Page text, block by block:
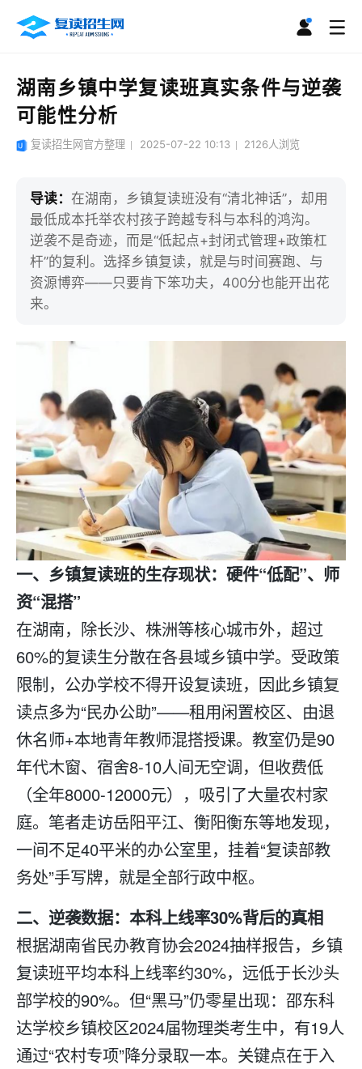
湖南乡镇中学复读班真实条件与逆袭
可能性分析
复读招生网官方整理 2025-07-22 10:13 2126人浏览
导读：在湖南，乡镇复读班没有“清北神话”，却用
最低成本托举农村孩子跨越专科与本科的鸿沟。
逆袭不是奇迹，而是“低起点+封闭式管理+政策杠
杆”的复利。选择乡镇复读，就是与时间赛跑、与
资源博弈——只要肯下笨功夫，400分也能开出花
来。
一、乡镇复读班的生存现状：硬件“低配”、师
资“混搭”
在湖南，除长沙、株洲等核心城市外，超过
60%的复读生分散在各县域乡镇中学。受政策
限制，公办学校不得开设复读班，因此乡镇复
读点多为“民办公助”——租用闲置校区、由退
休名师+本地青年教师混搭授课。教室仍是90
年代木窗、宿舍8-10人间无空调，但收费低
（全年8000-12000元），吸引了大量农村家
庭。笔者走访岳阳平江、衡阳衡东等地发现，
一间不足40平米的办公室里，挂着“复读部教
务处”手写牌，就是全部行政中枢。
二、逆袭数据：本科上线率30%背后的真相
根据湖南省民办教育协会2024抽样报告，乡镇
复读班平均本科上线率约30%，远低于长沙头
部学校的90%。但“黑马”仍零星出现：邵东科
达学校乡镇校区2024届物理类考生中，有19人
通过“农村专项”降分录取一本。关键点在于入